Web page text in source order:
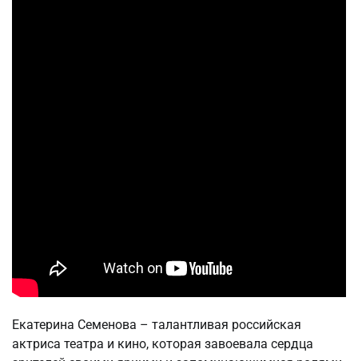
Екатерина Семенова – талантливая российская
актриса театра и кино, которая завоевала сердца